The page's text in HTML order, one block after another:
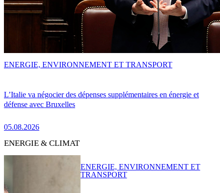
L’Italie va négocier des dépenses supplémentaires en énergie et
défense avec Bruxelles
05.08.2026
ENERGIE, ENVIRONNEMENT ET TRANSPORT
ENERGIE & CLIMAT
ENERGIE, ENVIRONNEMENT ET
TRANSPORT